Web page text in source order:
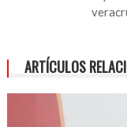
feminicidio
ARTÍCULOS